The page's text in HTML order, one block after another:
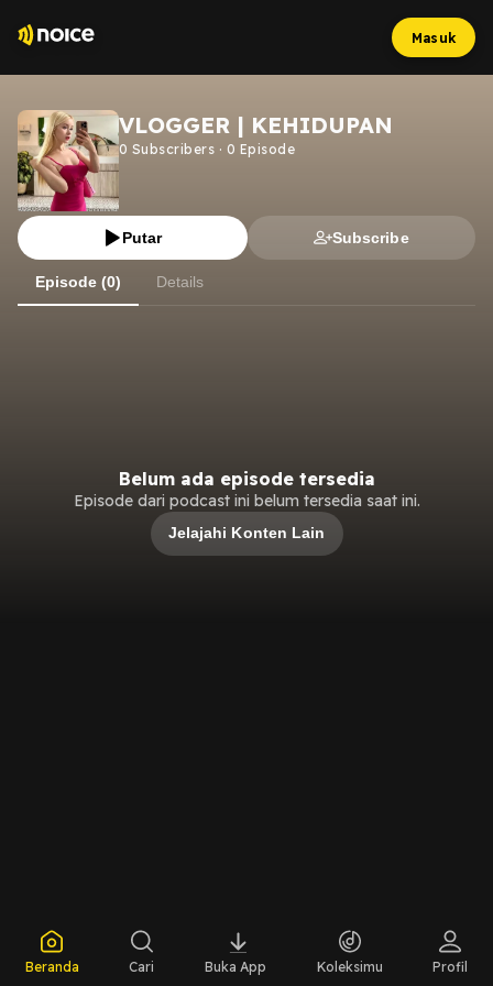
Masuk
VLOGGER | KEHIDUPAN
0 Subscribers · 0 Episode
Putar Subscribe
Episode (0) Details
Belum ada episode tersedia
Episode dari podcast ini belum tersedia saat ini.
Jelajahi Konten Lain
Beranda Cari Buka App Koleksimu Profil